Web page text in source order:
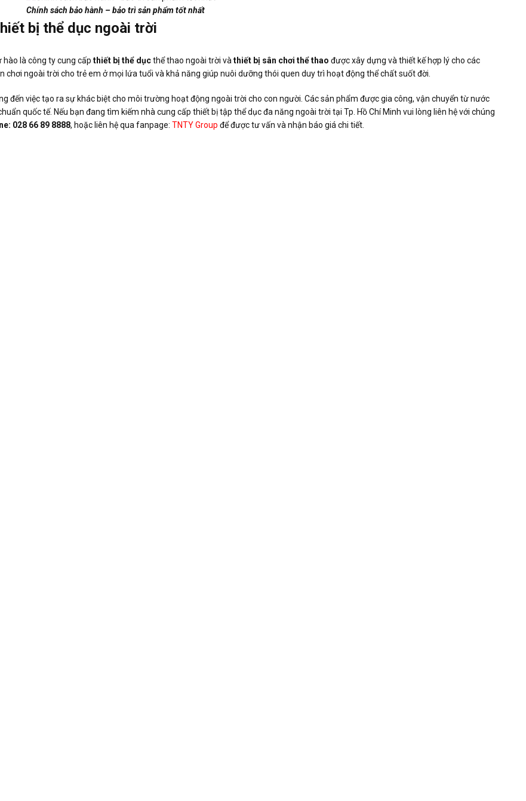
Chính sách bảo hành – bảo trì sản phẩm tốt nhất
bị thể dục ngoài trời
hào là công ty cung cấp thiết bị thể dụcthể thao ngoài trời và thiết bị sân chơi thể thao được xây dựng và thiết kế hợp lý cho các
chơi ngoài trời cho trẻ em ở mọi lứa tuổi và khả năng giúp nuôi dưỡng thói quen duy trì hoạt động thể chất suốt đời.
đến việc tạo ra sự khác biệt cho môi trường hoạt động ngoài trời cho con người. Các sản phẩm được gia công, vận chuyển từ nước
quốc tế. Nếu bạn đang tìm kiếm nhà cung cấp thiết bị tập thể dục đa năng ngoài trời tại Tp. Hồ Chí Minh vui lòng liên hệ với chúng
028 66 89 8888, hoặc liên hệ qua fanpage: TNTY Group để được tư vấn và nhận báo giá chi tiết.